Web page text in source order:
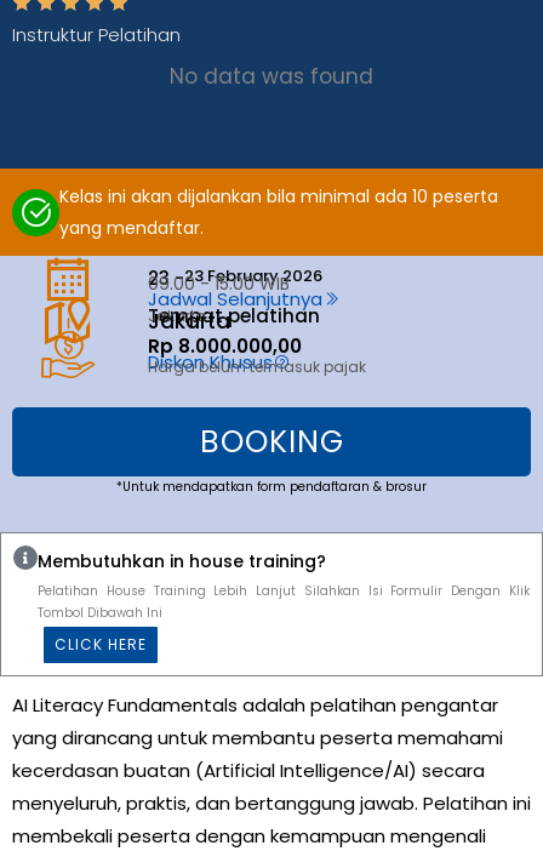
Instruktur Pelatihan
No data was found
Kelas ini akan dijalankan bila minimal ada 10 peserta
yang mendaftar.
23 -23 February 2026
09.00 - 15.00 WIB
Jadwal Selanjutnya
Tempat pelatihan
Jakarta
Jakarta
Rp 8.000.000,00
Diskon Khusus
Harga belum termasuk pajak
BOOKING
*Untuk mendapatkan form pendaftaran & brosur
Membutuhkan in house training?
Pelatihan House Training Lebih Lanjut Silahkan Isi Formulir Dengan Klik
Tombol Dibawah Ini
CLICK HERE
AI Literacy Fundamentals adalah pelatihan pengantar
yang dirancang untuk membantu peserta memahami
kecerdasan buatan (Artificial Intelligence/AI) secara
menyeluruh, praktis, dan bertanggung jawab. Pelatihan ini
membekali peserta dengan kemampuan mengenali